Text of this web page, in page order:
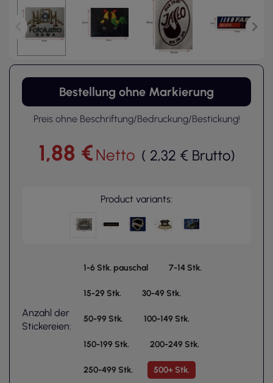
Bestellung ohne Markierung
Preis ohne Beschriftung/Bedruckung/Bestickung!
1,88 €Netto ( 2,32 € Brutto)
Product variants:
Anzahl der
Stickereien:
1-6 Stk. pauschal 7-14 Stk.
15-29 Stk. 30-49 Stk.
50-99 Stk. 100-149 Stk.
150-199 Stk. 200-249 Stk.
250-499 Stk. 500+ Stk.